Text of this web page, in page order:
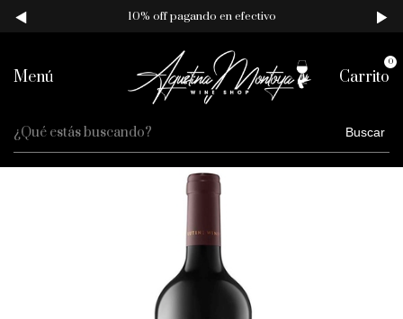
10% off pagando en efectivo
Menú Carrito
0
Buscar